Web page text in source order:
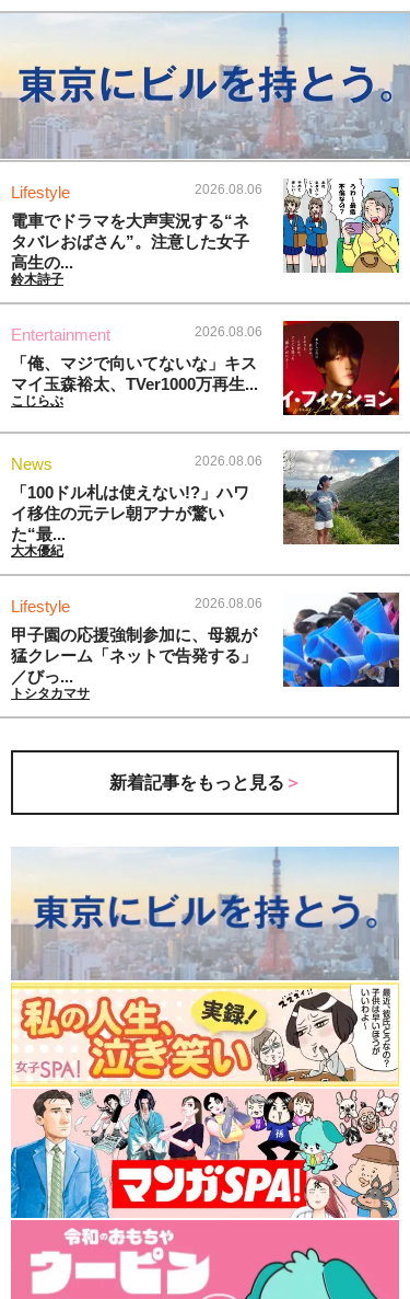
Lifestyle 2026.08.06
電車でドラマを大声実況する“ネ
タバレおばさん”。注意した女子
高生の...
鈴木詩子
Entertainment 2026.08.06
「俺、マジで向いてないな」キス
マイ玉森裕太、TVer1000万再生...
こじらぶ
News 2026.08.06
「100ドル札は使えない!?」ハワ
イ移住の元テレ朝アナが驚い
た“最...
大木優紀
Lifestyle 2026.08.06
甲子園の応援強制参加に、母親が
猛クレーム「ネットで告発する」
／びっ...
トシタカマサ
新着記事をもっと見る